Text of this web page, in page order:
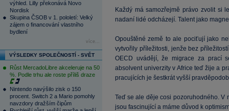
výhled. Lilly překonává Novo
Nordisk
Skupina ČSOB v 1. pololetí: Velký
zájem o financování vlastního
bydlení
více...
VÝSLEDKY SPOLEČNOSTÍ - SVĚT
Růst MercadoLibre akceleruje na 50
%. Podle trhu ale roste příliš draze
Nintendo navýšilo zisk o 150
procent. Switch 2 a Mario pomohly
navzdory dražším čipům
Každý má samozřejmě právo zvolit si
nadaní lidé odcházejí. Talent jako
Opouštěné země to ale pociťují jako
vytvořily příležitosti, jenže bez
OECD uvádějí, že migrace za prací
absolvent univerzity v Africe teď žije a
pracujících je šestkrát vyšší
Teď se ale děje cosi pozoruhodného. V
jsou fascinující a máme důvod k